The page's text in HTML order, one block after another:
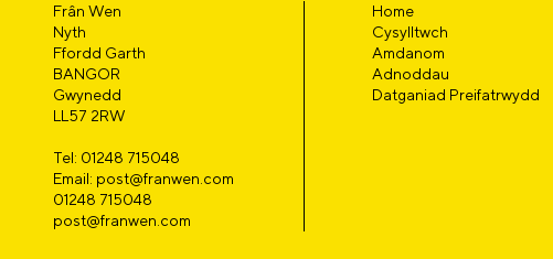
Frân Wen
Nyth
Ffordd Garth
BANGOR
Gwynedd
LL57 2RW
Tel: 01248 715048
Email: post@franwen.com
01248 715048
post@franwen.com
Home
Cysylltwch
Amdanom
Adnoddau
Datganiad Preifatrwydd